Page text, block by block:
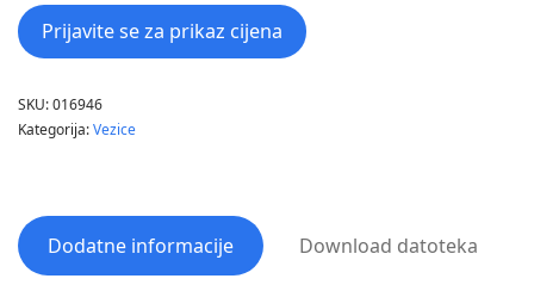
Prijavite se za prikaz cijena
SKU:016946
Kategorija:Vezice
Dodatne informacije Download datoteka